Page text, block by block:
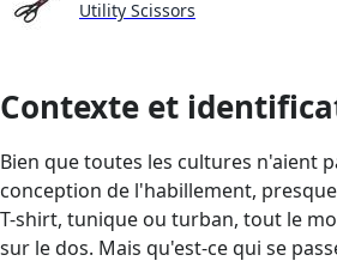
Utility Scissors
Contexte et
Bien que toutes les cultures n'aient
conception de l'habillement,
T-shirt, tunique ou turban, tout le
sur le dos. Mais qu'est-ce qui se